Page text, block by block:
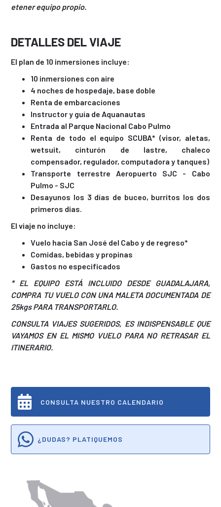
etener equipo propio.
DETALLES DEL VIAJE
El plan de 10 inmersiones incluye:
10 inmersiones con aire
4 noches de hospedaje, base doble
Renta de embarcaciones
Instructor y guía de Aquanautas
Entrada al Parque Nacional Cabo Pulmo
Renta de todo el equipo SCUBA* (visor, aletas,
wetsuit, cinturón de lastre, chaleco
compensador, regulador, computadora y tanques)
Transporte terrestre Aeropuerto SJC - Cabo
Pulmo - SJC
Desayunos los 3 días de buceo, burritos los dos
primeros dias.
El viaje no incluye:
Vuelo hacia San José del Cabo y de regreso*
Comidas, bebidas y propinas
Gastos no especificados
* EL EQUIPO ESTÁ INCLUIDO DESDE GUADALAJARA,
COMPRA TU VUELO CON UNA MALETA DOCUMENTADA DE
25kgs PARA TRANSPORTARLO.
CONSULTA VIAJES SUGERIDOS, ES INDISPENSABLE QUE
VAYAMOS EN EL MISMO VUELO PARA NO RETRASAR EL
ITINERARIO.
CONSULTA NUESTRO CALENDARIO
¿DUDAS? PLATIQUEMOS